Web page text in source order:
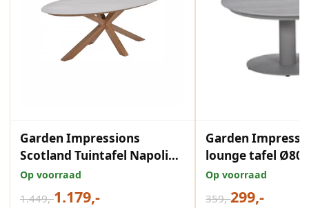
Garden Impressions
Scotland Tuintafel Napoli
Sand - 230x115 cm
Op voorraad
1.449,-1.179,-
Garden
lounge tafel
taupe Centostone Napoli
sand
Op voorraad
359,-299,-